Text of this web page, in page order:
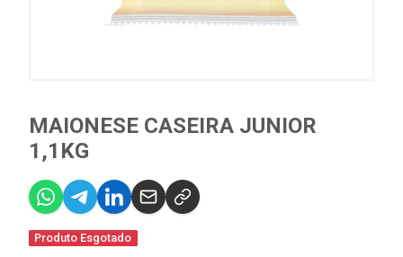
MAIONESE CASEIRA JUNIOR
1,1KG
Produto Esgotado